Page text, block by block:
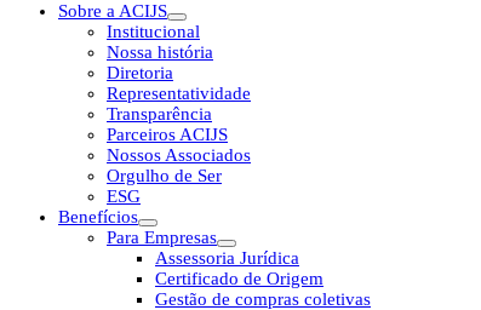
Sobre a ACIJS
Institucional
Nossa história
Diretoria
Representatividade
Transparência
Parceiros ACIJS
Nossos Associados
Orgulho de Ser
ESG
Benefícios
Para Empresas
Assessoria Jurídica
Certificado de Origem
Gestão de compras coletivas